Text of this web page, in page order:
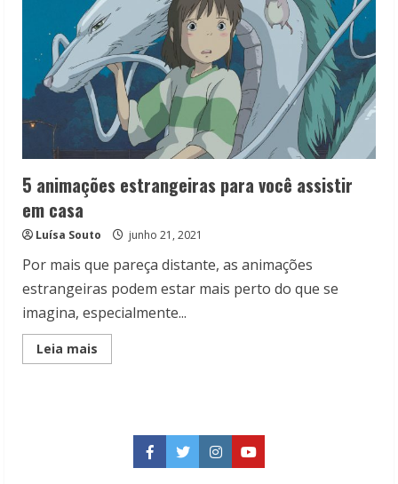
5 animações estrangeiras para você assistir
em casa
Luísa Souto junho 21, 2021
Por mais que pareça distante, as animações
estrangeiras podem estar mais perto do que se
imagina, especialmente...
Leia mais
more
Facebook
TwitterInstagramYouTube